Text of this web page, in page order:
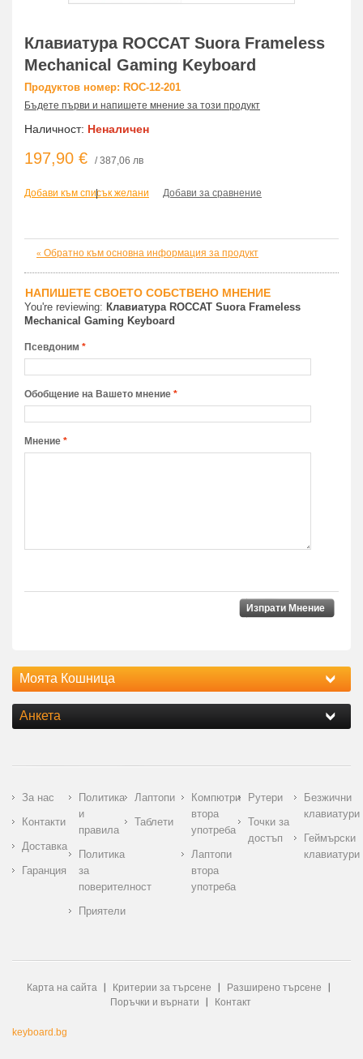
Клавиатура ROCCAT Suora Frameless
Mechanical Gaming Keyboard
Продуктов номер: ROC-12-201
Бъдете първи и напишете мнение за този продукт
Наличност: Неналичен
197,90 € / 387,06 лв
Добави към списък желани
| Добави за сравнение
« Обратно към основна информация за продукт
НАПИШЕТЕ СВОЕТО СОБСТВЕНО МНЕНИЕ
You're reviewing: Клавиатура ROCCAT Suora Frameless
Mechanical Gaming Keyboard
*
Псевдоним
*
Обобщение на Вашето мнение
*
Мнение
Изпрати Мнение
Моята Кошница
Анкета
За нас
Контакти
Доставка
Гаранция
Политика
и
правила
Политика
за
поверителност
Приятели
Лаптопи
Таблети
Компютри
втора
употреба
Лаптопи
втора
употреба
Рутери
Точки за
достъп
Безжични
клавиатури
Геймърски
клавиатури
Карта на сайта Критерии за търсене
Разширено търсене
Поръчки и върнати
Контакт
keyboard.bg